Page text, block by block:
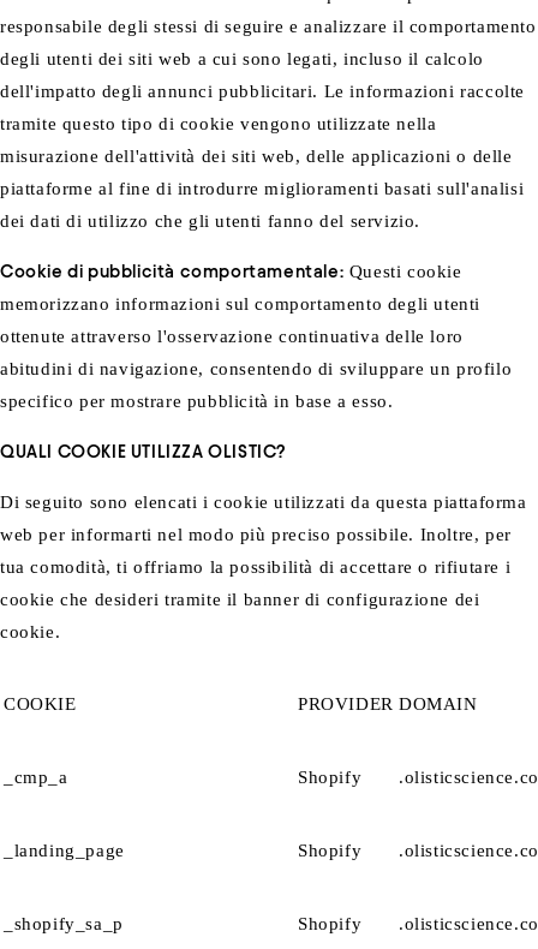
responsabile degli stessi di seguire e analizzare il comportamento
degli utenti dei siti web a cui sono legati, incluso il calcolo
dell'impatto degli annunci pubblicitari. Le informazioni raccolte
tramite questo tipo di cookie vengono utilizzate nella
misurazione dell'attività dei siti web, delle applicazioni o delle
piattaforme al fine di introdurre miglioramenti basati sull'analisi
dei dati di utilizzo che gli utenti fanno del servizio.
Cookie di pubblicità comportamentale: Questi cookie
memorizzano informazioni sul comportamento degli utenti
ottenute attraverso l'osservazione continuativa delle loro
abitudini di navigazione, consentendo di sviluppare un profilo
specifico per mostrare pubblicità in base a esso.
QUALI COOKIE UTILIZZA OLISTIC?
Di seguito sono elencati i cookie utilizzati da questa piattaforma
web per informarti nel modo più preciso possibile. Inoltre, per
tua comodità, ti offriamo la possibilità di accettare o rifiutare i
cookie che desideri tramite il banner di configurazione dei
cookie.
COOKIE PROVIDER DOMAIN
_cmp_a Shopify
_landing_page Shopify
_shopify_sa_p Shopify